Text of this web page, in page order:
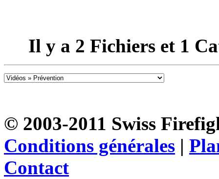
Il y a 2 Fichiers et 1
© 2003-2011 Swiss
Conditions générales |
Contact